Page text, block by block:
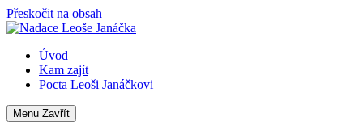
Přeskočit na obsah
Úvod
Kam zajít
Pocta Leoši Janáčkovi
Menu Zavřít